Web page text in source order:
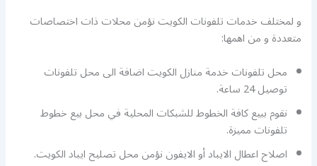
و لمختلف خدمات تلفونات الكويت نؤمن محلات ذات اختصاصات
متعددة و من اهمها:
محل تلفونات خدمة منازل الكويت اضافة الى محل تلفونات
توصيل 24 ساعة.
نقوم ببيع كافة الخطوط للشبكات المحلية في محل بيع خطوط
تلفونات مميزة.
اصلاح اعطال الايباد أو الايفون نؤمن محل تصليح ايباد الكويت.